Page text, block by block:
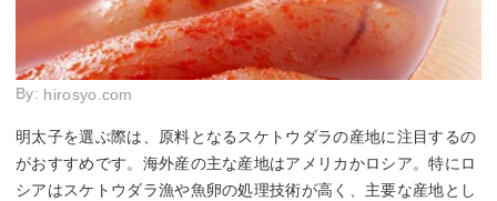
By: hirosyo.com
明太子を選ぶ際は、原料となるスケトウダラの産地に注目するの
がおすすめです。海外産の主な産地はアメリカかロシア。特にロ
シアはスケトウダラ漁や魚卵の処理技術が高く、主要な産地とし